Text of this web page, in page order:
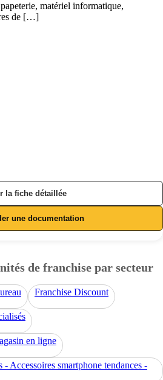
matériel informatique,
de […]
la fiche détaillée
une documentation
de franchise par secteur
Franchise Discount
en ligne
- Accessoires smartphone tendances -